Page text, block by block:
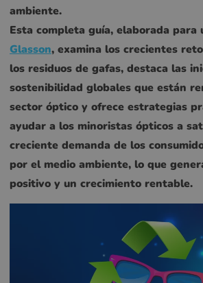
ambiente.
Esta completa guía, elaborada para
Glasson, examina los crecientes
los residuos de gafas, destaca las
sostenibilidad globales que están
sector óptico y ofrece estrategias
ayudar a los minoristas ópticos a
creciente demanda de los
por el medio ambiente, lo que
positivo y un crecimiento rentable.